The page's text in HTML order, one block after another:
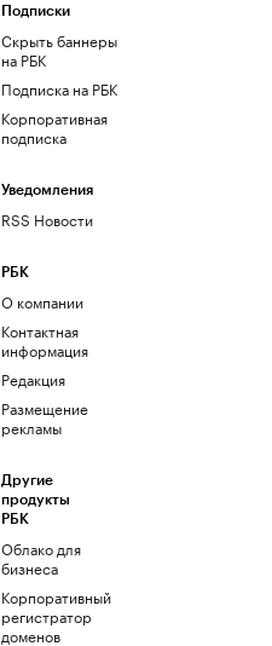
Подписки
Скрыть баннеры
на РБК
Подписка на РБК
Корпоративная
подписка
Уведомления
RSS Новости
РБК
О компании
Контактная
информация
Редакция
Размещение
рекламы
Другие
продукты
РБК
Облако для
бизнеса
Корпоративный
регистратор
доменов